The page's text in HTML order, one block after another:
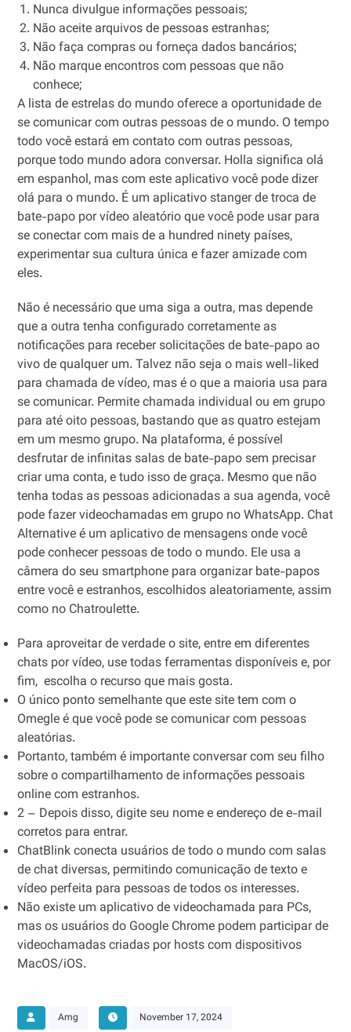
Nunca divulgue informações pessoais;
Não aceite arquivos de pessoas estranhas;
Não faça compras ou forneça dados bancários;
Não marque encontros com pessoas que não
conhece;
A lista de estrelas do mundo oferece a oportunidade de
se comunicar com outras pessoas de o mundo. O tempo
todo você estará em contato com outras pessoas,
porque todo mundo adora conversar. Holla significa olá
em espanhol, mas com este aplicativo você pode dizer
olá para o mundo. É um aplicativo stanger de troca de
bate-papo por vídeo aleatório que você pode usar para
se conectar com mais de a hundred ninety países,
experimentar sua cultura única e fazer amizade com
eles.
Não é necessário que uma siga a outra, mas depende
que a outra tenha configurado corretamente as
notificações para receber solicitações de bate-papo ao
vivo de qualquer um. Talvez não seja o mais well-liked
para chamada de vídeo, mas é o que a maioria usa para
se comunicar. Permite chamada individual ou em grupo
para até oito pessoas, bastando que as quatro estejam
em um mesmo grupo. Na plataforma, é possível
desfrutar de infinitas salas de bate-papo sem precisar
criar uma conta, e tudo isso de graça. Mesmo que não
tenha todas as pessoas adicionadas a sua agenda, você
pode fazer videochamadas em grupo no WhatsApp. Chat
Alternative é um aplicativo de mensagens onde você
pode conhecer pessoas de todo o mundo. Ele usa a
câmera do seu smartphone para organizar bate-papos
entre você e estranhos, escolhidos aleatoriamente, assim
como no Chatroulette.
Para aproveitar de verdade o site, entre em diferentes
chats por vídeo, use todas ferramentas disponíveis e, por
fim, escolha o recurso que mais gosta.
O único ponto semelhante que este site tem com o
Omegle é que você pode se comunicar com pessoas
aleatórias.
Portanto, também é importante conversar com seu filho
sobre o compartilhamento de informações pessoais
online com estranhos.
2 – Depois disso, digite seu nome e endereço de e-mail
corretos para entrar.
ChatBlink conecta usuários de todo o mundo com salas
de chat diversas, permitindo comunicação de texto e
vídeo perfeita para pessoas de todos os interesses.
Não existe um aplicativo de videochamada para PCs,
mas os usuários do Google Chrome podem participar de
videochamadas criadas por hosts com dispositivos
MacOS/iOS.
Amg November 17, 2024